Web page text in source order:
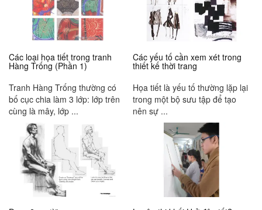
Các loại họa tiết trong tranh
Hàng Trống (Phần 1)
Tranh Hàng Trống thường có
bố cục chia làm 3 lớp: lớp trên
cùng là mây, lớp ...
Các yếu tố cần xem xét trong
thiết kế thời trang
Họa tiết là yếu tố thường lặp lại
trong một bộ sưu tập để tạo
nên sự ...